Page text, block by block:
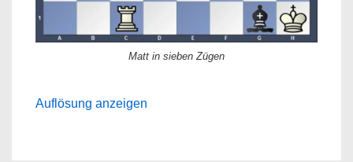
Matt in sieben Zügen
Auflösung anzeigen